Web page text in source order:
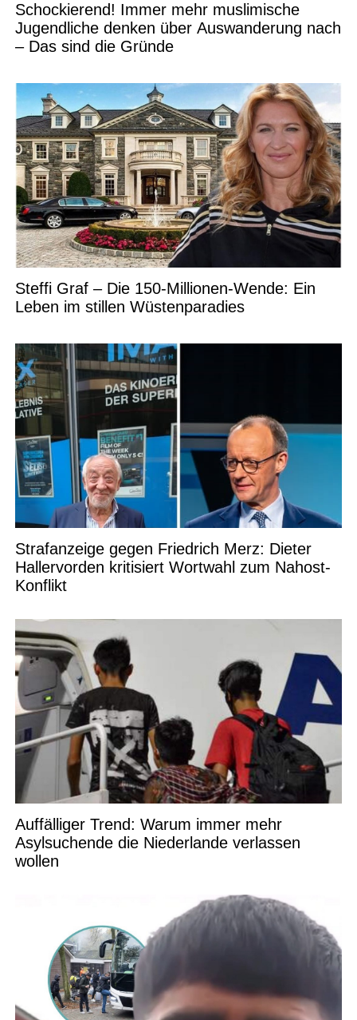
Schockierend! Immer mehr muslimische
Jugendliche denken über Auswanderung nach
– Das sind die Gründe
Steffi Graf – Die 150-Millionen-Wende: Ein
Leben im stillen Wüstenparadies
Strafanzeige gegen Friedrich Merz: Dieter
Hallervorden kritisiert Wortwahl zum Nahost-
Konflikt
Auffälliger Trend: Warum immer mehr
Asylsuchende die Niederlande verlassen
wollen